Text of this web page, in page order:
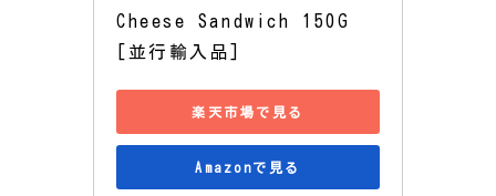
Cheese Sandwich 150G
[並行輸入品]
楽天市場で見る
Amazonで見る